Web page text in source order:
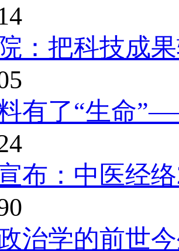
：把科技成
有了“生命
布：中医经
治学的前世